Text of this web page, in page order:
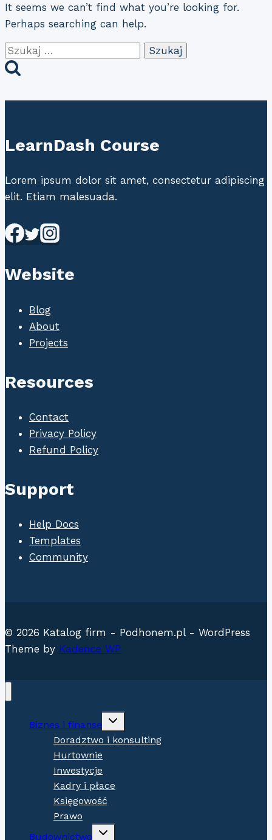
It seems we can’t find what you’re looking for.
Perhaps searching can help.
Szukaj:
LearnDash Course
Lorem ipsum dolor sit amet, consectetur adipiscing
elit. Etiam malesuada.
Website
Blog
About
Projects
Resources
Contact
Privacy Policy
Refund Policy
Support
Help Docs
Templates
Community
© 2026 Katalog firm - Podhonem.pl - WordPress
Theme by Kadence WP
Biznes i finanse
Expand
menu
Doradztwo i konsulting
Hurtownie
Inwestycje
Kadry i płace
Księgowość
Prawo
Budownictwo
Expand